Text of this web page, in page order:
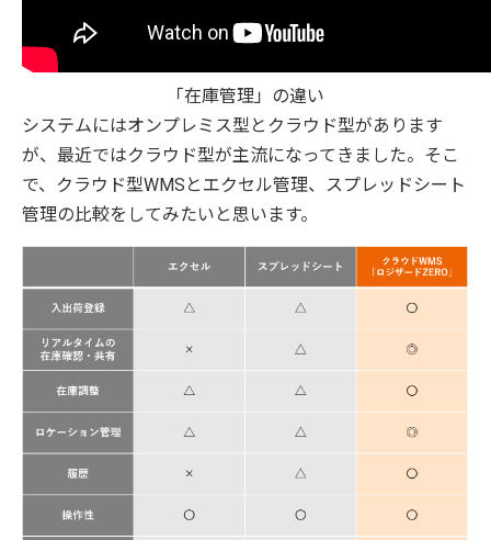
「在庫管理」の違い
システムにはオンプレミス型とクラウド型があります
が、最近ではクラウド型が主流になってきました。そこ
で、クラウド型WMSとエクセル管理、スプレッドシート
管理の比較をしてみたいと思います。